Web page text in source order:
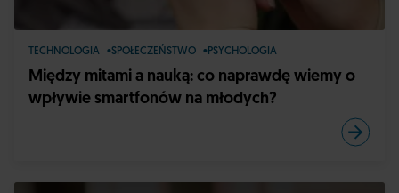
TECHNOLOGIA SPOŁECZEŃSTWO PSYCHOLOGIA
Między mitami a nauką: co naprawdę wiemy o
wpływie smartfonów na młodych?